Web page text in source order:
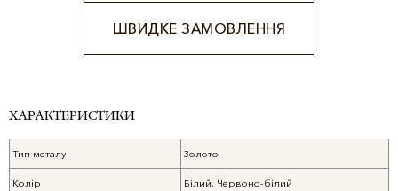
ШВИДКЕ ЗАМОВЛЕННЯ
ХАРАКТЕРИСТИКИ
Тип металу Золото
Колір Білий, Червоно-білий